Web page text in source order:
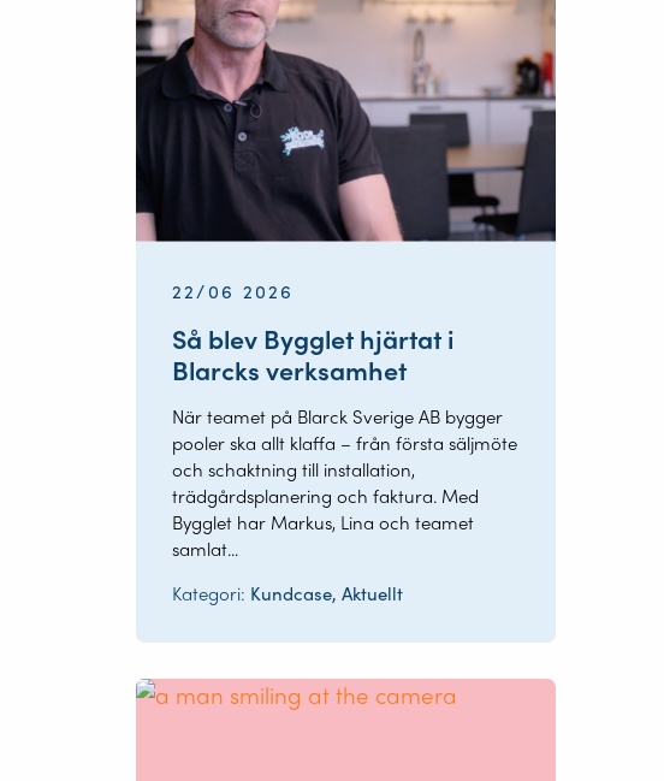
22/06 2026
Så blev Bygglet hjärtat i
Blarcks verksamhet
När teamet på Blarck Sverige AB bygger
pooler ska allt klaffa – från första säljmöte
och schaktning till installation,
trädgårdsplanering och faktura. Med
Bygglet har Markus, Lina och teamet
samlat...
Kategori: Kundcase, Aktuellt